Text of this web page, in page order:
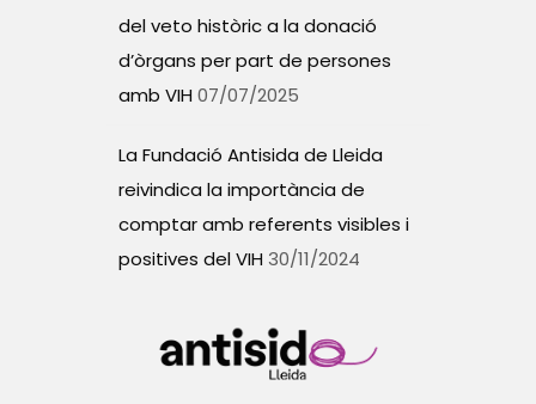
del veto històric a la donació
d’òrgans per part de persones
amb VIH 07/07/2025
La Fundació Antisida de Lleida
reivindica la importància de
comptar amb referents visibles i
positives del VIH 30/11/2024